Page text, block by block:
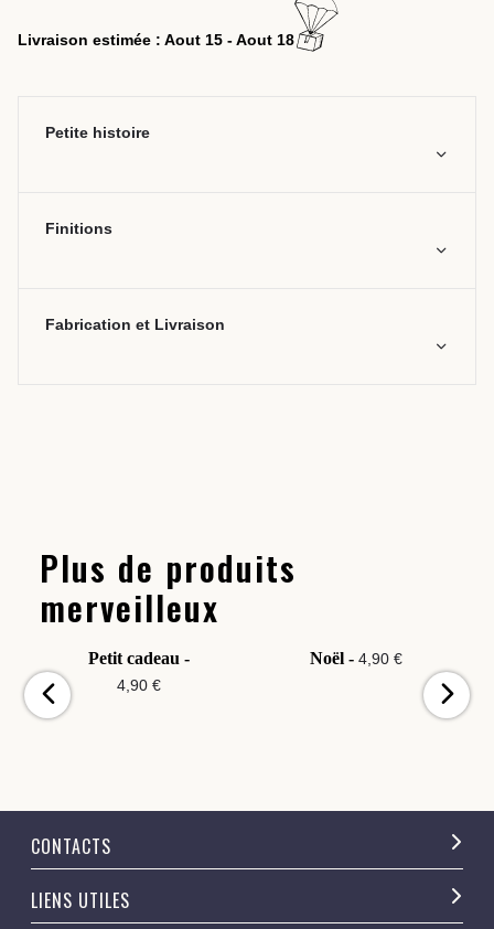
Livraison estimée : Aout 15 - Aout 18
Petite histoire
Finitions
Fabrication et Livraison
Plus de produits
merveilleux
Petit cadeau -
4,90 €
Noël - 4,90 €
CONTACTS
LIENS UTILES